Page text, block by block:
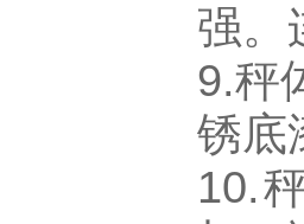
强。
9.秤
锈底
10.